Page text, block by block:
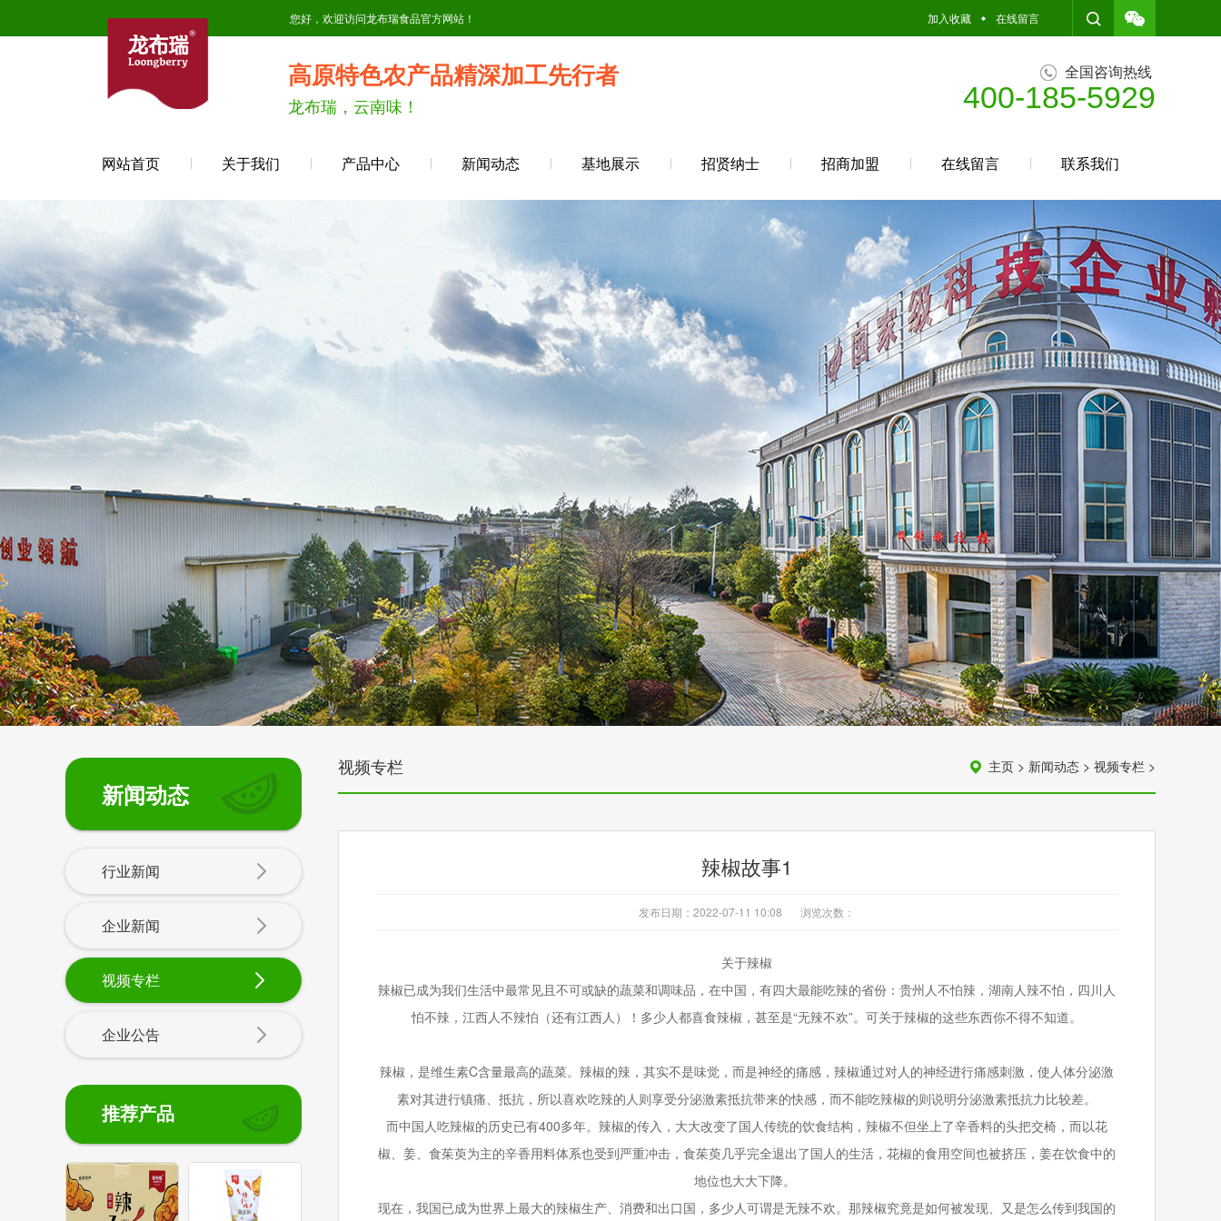
您好，欢迎访问龙布瑞食品官方网站！ 加入收藏 在线留言
高原特色农产品精深加工先行者
龙布瑞，云南味！
全国咨询热线
400-185-5929
网站首页 关于我们 产品中心 新闻动态 基地展示 招贤纳士 招商加盟 在线留言 联系我们
新闻动态
行业新闻
企业新闻
视频专栏
企业公告
推荐产品
主页 > 新闻动态 > 视频专栏 >
视频专栏
辣椒故事1
发布日期：2022-07-11 10:08 浏览次数：
关于辣椒
辣椒已成为我们生活中最常见且不可或缺的蔬菜和调味品，在中国，有四大最能吃辣的省份：贵州人不怕辣，湖南人辣不怕，四川人
怕不辣，江西人不辣怕（还有江西人）！多少人都喜食辣椒，甚至是“无辣不欢”。可关于辣椒的这些东西你不得不知道。
辣椒，是维生素C含量最高的蔬菜。辣椒的辣，其实不是味觉，而是神经的痛感，辣椒通过对人的神经进行痛感刺激，使人体分泌激
素对其进行镇痛、抵抗，所以喜欢吃辣的人则享受分泌激素抵抗带来的快感，而不能吃辣椒的则说明分泌激素抵抗力比较差。
而中国人吃辣椒的历史已有400多年。辣椒的传入，大大改变了国人传统的饮食结构，辣椒不但坐上了辛香料的头把交椅，而以花
椒、姜、食茱萸为主的辛香用料体系也受到严重冲击，食茱萸几乎完全退出了国人的生活，花椒的食用空间也被挤压，姜在饮食中的
地位也大大下降。
现在，我国已成为世界上最大的辣椒生产、消费和出口国，多少人可谓是无辣不欢。那辣椒究竟是如何被发现、又是怎么传到我国的